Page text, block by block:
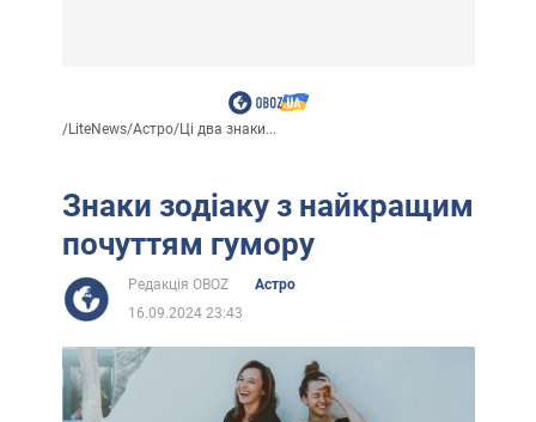
/LiteNews/Астро/Ці два знаки...
Знаки зодіаку з найкращим
почуттям гумору
Редакція OBOZ
Астро
16.09.2024 23:43